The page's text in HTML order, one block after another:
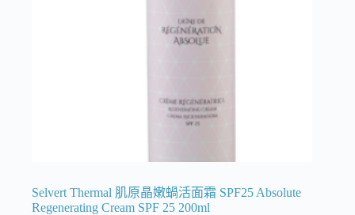
Selvert Thermal 肌原晶嫩蝸活面霜 SPF25 Absolute
Regenerating Cream SPF 25 200ml